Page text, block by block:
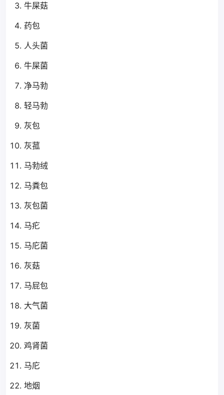
牛屎菇
药包
人头菌
牛屎菌
净马勃
轻马勃
灰包
灰菰
马勃绒
马粪包
灰包菌
马疕
马庀菌
灰菇
马屁包
大气菌
灰菌
鸡肾菌
马庀
地烟